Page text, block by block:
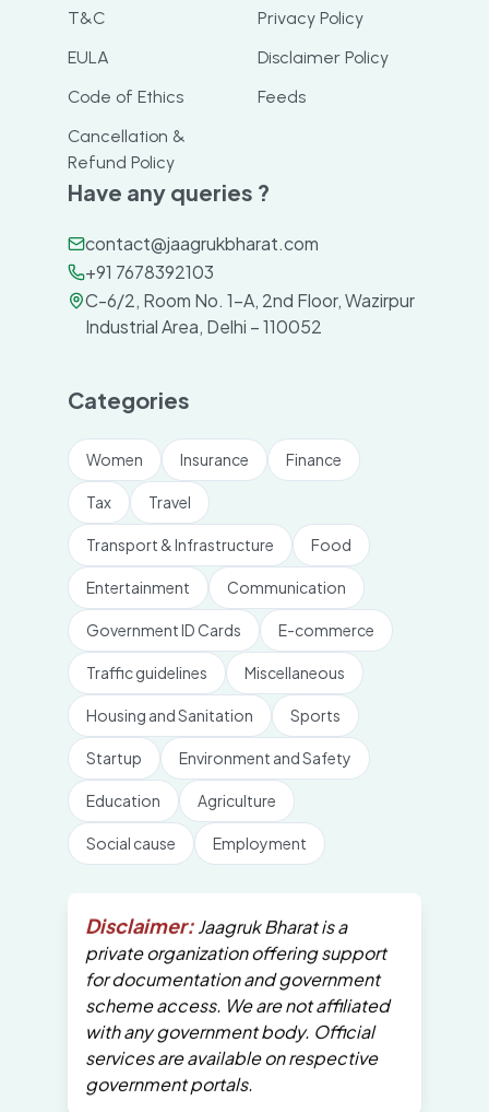
T&C
Privacy Policy
EULA
Disclaimer Policy
Code of Ethics
Feeds
Cancellation &
Refund Policy
Have any queries ?
contact@jaagrukbharat.com
+91 7678392103
C-6/2, Room No. 1-A, 2nd Floor, Wazirpur
Industrial Area, Delhi – 110052
Categories
Women Insurance Finance
Tax Travel
Transport & Infrastructure Food
Entertainment Communication
Government ID Cards E-commerce
Traffic guidelines Miscellaneous
Housing and Sanitation Sports
Startup Environment and Safety
Education Agriculture
Social cause Employment
Disclaimer: Jaagruk Bharat is a
private organization offering support
for documentation and government
scheme access. We are not affiliated
with any government body. Official
services are available on respective
government portals.